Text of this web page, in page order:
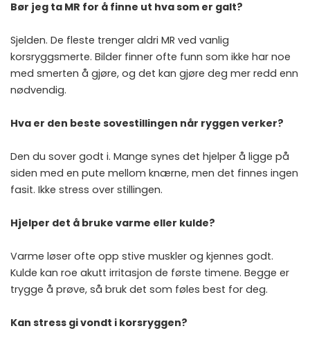
Bør jeg ta MR for å finne ut hva som er galt?
Sjelden. De fleste trenger aldri MR ved vanlig
korsryggsmerte. Bilder finner ofte funn som ikke har noe
med smerten å gjøre, og det kan gjøre deg mer redd enn
nødvendig.
Hva er den beste sovestillingen når ryggen verker?
Den du sover godt i. Mange synes det hjelper å ligge på
siden med en pute mellom knærne, men det finnes ingen
fasit. Ikke stress over stillingen.
Hjelper det å bruke varme eller kulde?
Varme løser ofte opp stive muskler og kjennes godt.
Kulde kan roe akutt irritasjon de første timene. Begge er
trygge å prøve, så bruk det som føles best for deg.
Kan stress gi vondt i korsryggen?